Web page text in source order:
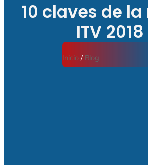
10 claves de
ITV 2018
Inicio/ Blog